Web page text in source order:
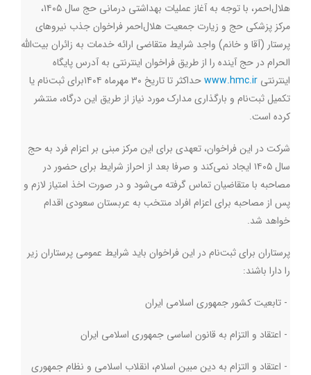
هلال‌احمر، با توجه به آغاز عملیات بهداشتی درمانی حج سال ۱۴۰۵،
مرکز پزشکی حج و زیارت جمعیت هلال‌احمر فراخوان جذب نیروهای
پرستار (آقا و خانم) واجد شرایط متقاضی ارائه خدمات به زائران بیت‌الله
الحرام در حج آینده را از طریق فراخوان اینترنتی به آدرس پایگاه
اینترنتی www.hmc.ir
حداکثر تا تاریخ ۳۰ مهرماه ۱۴۰۴برای ثبت‌نام یا
تکمیل ثبت‌نام و بارگذاری مدارک مورد نیاز از طریق این درگاه، منتشر
کرده است.
شرکت در این فراخوان، تعهدی برای این مرکز مبنی بر اعزام فرد به حج
سال ۱۴۰۵ ایجاد نمی‌کند و صرفا بعد از احراز شرایط برای حضور در
مصاحبه با متقاضیان تماس گرفته می‌شود و در صورت اخذ امتیاز لازم و
پس از مصاحبه برای اعزام افراد منتخب به عربستان سعودی اقدام
خواهد شد.
پرستاران برای ثبت‌نام در این فراخوان باید شرایط عمومی‌ پرستاران زیر
را دارا باشند:
- تابعیت کشور جمهوری اسلامی ایران
- اعتقاد و التزام به قانون اساسی جمهوری اسلامی ایران
- اعتقاد و التزام به دین مبین اسلام، انقلاب اسلامی و نظام جمهوری